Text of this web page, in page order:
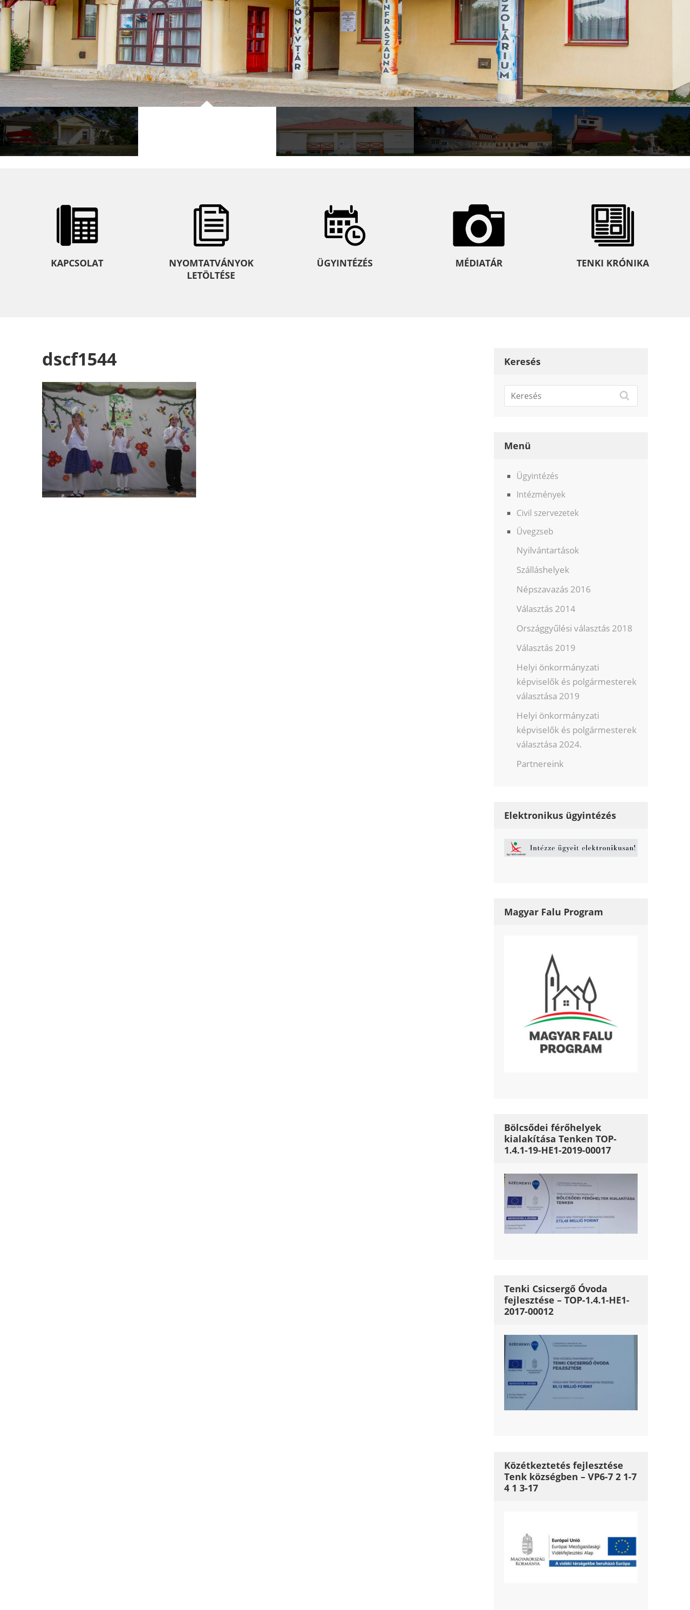
KAPCSOLAT
NYOMTATVÁNYOK
LETÖLTÉSE
ÜGYINTÉZÉS MÉDIATÁR TENKI KRÓNIKA
dscf1544 Keresés
Menü
Ügyintézés
Intézmények
Civil szervezetek
Üvegzseb
Nyilvántartások
Szálláshelyek
Népszavazás 2016
Választás 2014
Országgyűlési választás 2018
Választás 2019
Helyi önkormányzati
képviselők és polgármesterek
választása 2019
Helyi önkormányzati
képviselők és polgármesterek
választása 2024.
Partnereink
Elektronikus ügyintézés
Magyar Falu Program
Bölcsődei férőhelyek
kialakítása Tenken TOP-
1.4.1-19-HE1-2019-00017
Tenki Csicsergő Óvoda
fejlesztése – TOP-1.4.1-HE1-
2017-00012
Közétkeztetés fejlesztése
Tenk községben – VP6-7 2 1-7
4 1 3-17